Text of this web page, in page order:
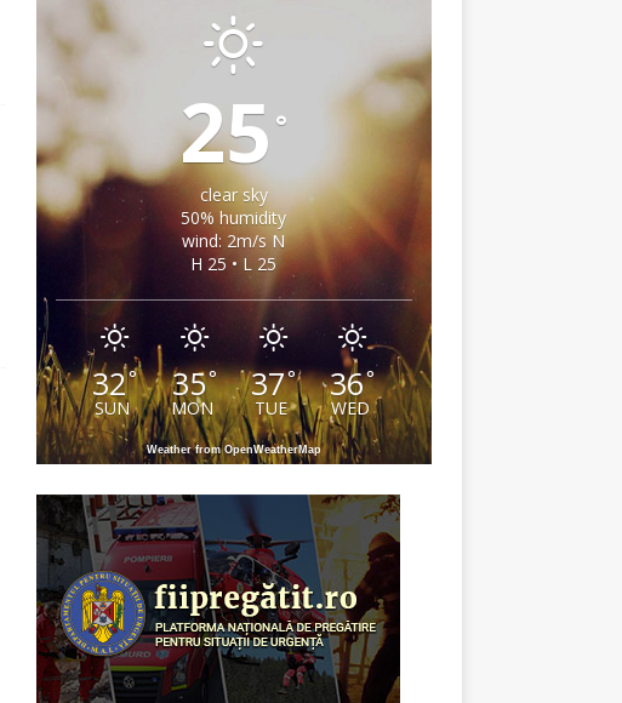
25 °
clear sky
50% humidity
wind: 2m/s N
H 25 • L 25
32°
SUN
35°
MON
37°
TUE
36°
WED
Weather from OpenWeatherMap